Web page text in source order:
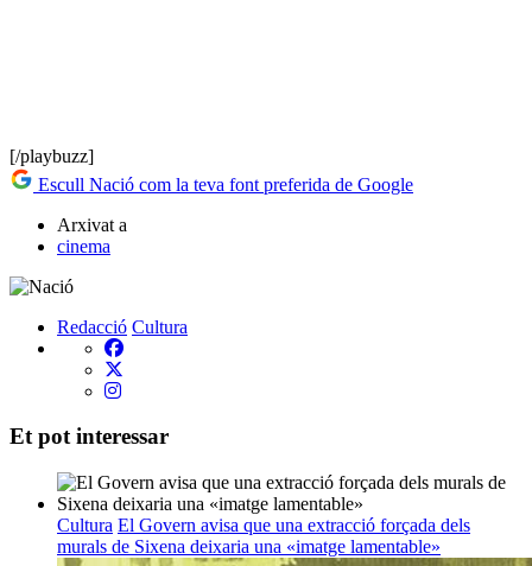
[/playbuzz]
Escull Nació com la teva font preferida de Google
Arxivat a
cinema
Redacció Cultura
Et pot interessar
Cultura El Govern avisa que una extracció forçada dels
murals de Sixena deixaria una «imatge lamentable»